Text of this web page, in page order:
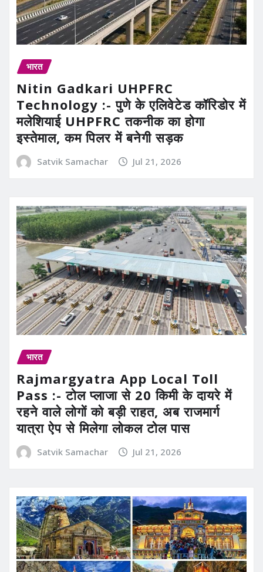
भारत
Nitin Gadkari UHPFRC
Technology :- पुणे के एलिवेटेड कॉरिडोर में
मलेशियाई UHPFRC तकनीक का होगा
इस्तेमाल, कम पिलर में बनेगी सड़क
Satvik Samachar Jul 21, 2026
भारत
Rajmargyatra App Local Toll
Pass :- टोल प्लाजा से 20 किमी के दायरे में
रहने वाले लोगों को बड़ी राहत, अब राजमार्ग
यात्रा ऐप से मिलेगा लोकल टोल पास
Satvik Samachar Jul 21, 2026